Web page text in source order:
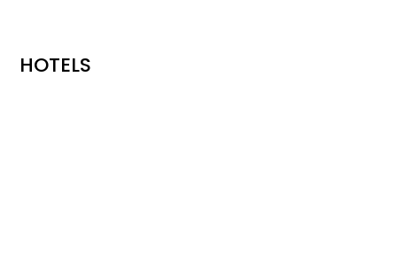
HOTELS